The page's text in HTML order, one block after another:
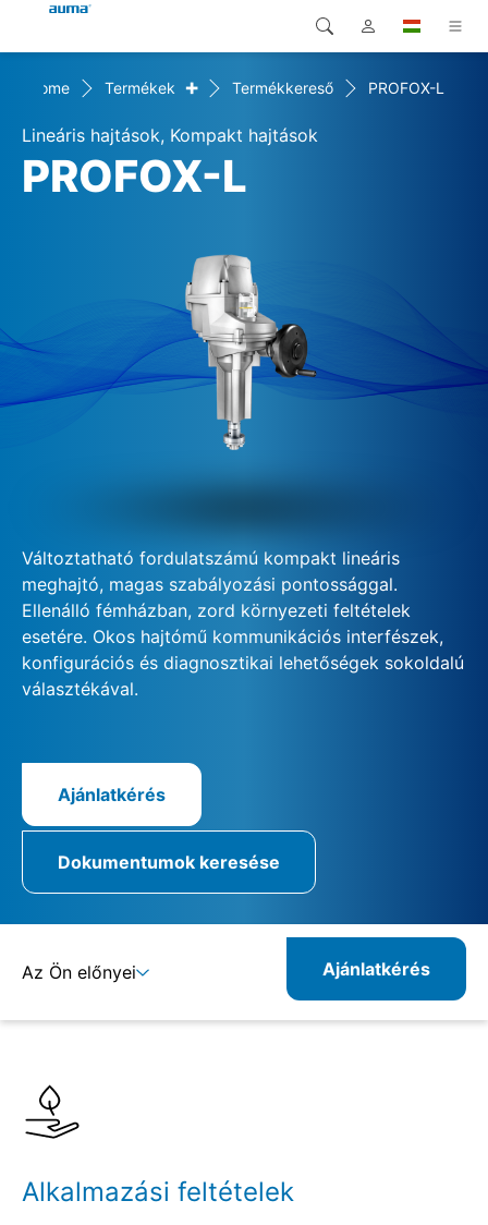
Termékek
Megoldások
Kapcsolat
Global
Európa
Észak-Amerika
Keresés
Home Termékek + Termékkereső PROFOX-L
Lineáris hajtások, Kompakt hajtások
PROFOX-L
Változtatható fordulatszámú kompakt lineáris
meghajtó, magas szabályozási pontossággal.
Ellenálló fémházban, zord környezeti feltételek
esetére. Okos hajtómű kommunikációs interfészek,
konfigurációs és diagnosztikai lehetőségek sokoldalú
választékával.
Ajánlatkérés
Dokumentumok keresése
Az Ön előnyei Ajánlatkérés
Alkalmazási feltételek